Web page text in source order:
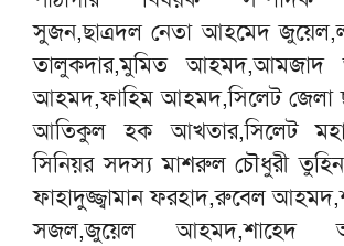
সুজন,ছাত্রদল নেতা আহমেদ
তালুকদার,মুমিত আহমদ,আমজাদ
আহমদ,ফাহিম আহমদ,সিলেট জেলা
আতিকুল হক আখতার,সিলেট
সিনিয়র সদস্য মাশরুল চৌধুরী
ফাহাদুজ্জ্বামান ফরহাদ,রুবেল
সজল,জুয়েল আহমদ,শাহেদ